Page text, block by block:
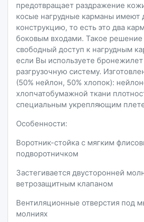
предотвращает раздражение
косые нагрудные карманы имеют
конструкцию, то есть это два
боковым входами. Такое решение
свободный доступ к нагрудным
если Вы используете
разгрузочную систему.
(50% нейлон, 50% хлопок):
хлопчатобумажной ткани
специальным укрепляющим
Особенности:
Воротник-стойка с мягким
подворотничком
Застегивается двусторонней
ветрозащитным клапаном
Вентиляционные отверстия под
молниях